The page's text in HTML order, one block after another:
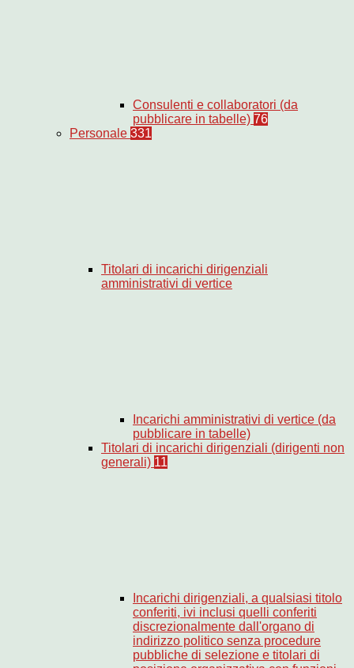
Consulenti e collaboratori (da
pubblicare in tabelle) 76
Personale 331
Titolari di incarichi dirigenziali
amministrativi di vertice
Incarichi amministrativi di vertice (da
pubblicare in tabelle)
Titolari di incarichi dirigenziali (dirigenti non
generali) 11
Incarichi dirigenziali, a qualsiasi titolo
conferiti, ivi inclusi quelli conferiti
discrezionalmente dall'organo di
indirizzo politico senza procedure
pubbliche di selezione e titolari di